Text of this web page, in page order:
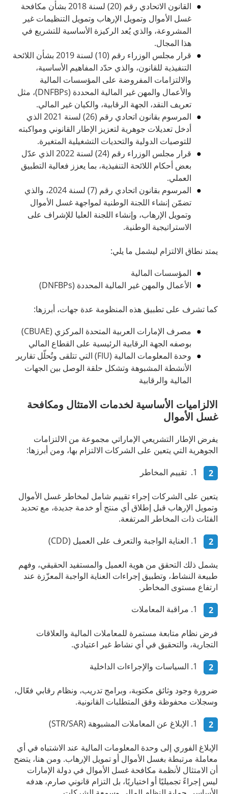
القانون الاتحادي رقم (20) لسنة 2018 بشأن مكافحة
غسل الأموال وتمويل الإرهاب وتمويل التنظيمات غير
المشروعة، والذي يُعد الركيزة الأساسية للتشريع في
هذا المجال.
قرار مجلس الوزراء رقم (10) لسنة 2019 بشأن اللائحة
التنفيذية للقانون، والذي حدّد المفاهيم الأساسية،
والالتزامات المفروضة على المؤسسات المالية
والأعمال والمهن غير المالية المحددة (DNFBPs)، مثل
تعريف النقد، الجهة الرقابية، والكيان غير المالي.
المرسوم بقانون اتحادي رقم (26) لسنة 2021 الذي
أدخل تعديلات جوهرية لتعزيز الإطار القانوني ومواكبته
للتوصيات الدولية والتحديات التشغيلية المتغيرة.
قرار مجلس الوزراء رقم (24) لسنة 2022 الذي عدّل
بعض أحكام اللائحة التنفيذية، بما يعزز فعالية التطبيق
العملي.
المرسوم بقانون اتحادي رقم (7) لسنة 2024، والذي
تضمّن إنشاء اللجنة الوطنية لمواجهة غسل الأموال
وتمويل الإرهاب، وإنشاء اللجنة العليا للإشراف على
الاستراتيجية الوطنية.
يمتد نطاق الالتزام ليشمل ما يلي:
المؤسسات المالية
الأعمال والمهن غير المالية المحددة (DNFBPs)
كما تشرف على تطبيق هذه المنظومة عدة جهات، أبرزها:
مصرف الإمارات العربية المتحدة المركزي (CBUAE)
بوصفه الجهة الرقابية الرئيسية على القطاع المالي
وحدة المعلومات المالية (FIU) التي تتلقى وتُحلّل تقارير
الأنشطة المشبوهة وتشكل حلقة الوصل بين الجهات
المالية والرقابية
الالزاميات الأساسية لخدمات الامتثال ومكافحة
غسل الأموال
يفرض الإطار التشريعي الإماراتي مجموعة من الالتزامات
الجوهرية التي يتعين على الشركات الالتزام بها، ومن أبرزها:
تقييم المخاطر
يتعين على الشركات إجراء تقييم شامل لمخاطر غسل الأموال
وتمويل الإرهاب قبل إطلاق أي منتج أو خدمة جديدة، مع تحديد
الفئات ذات المخاطر المرتفعة.
العناية الواجبة والتعرف على العميل (CDD)
يشمل ذلك التحقق من هوية العميل والمستفيد الحقيقي، وفهم
طبيعة النشاط، وتطبيق إجراءات العناية الواجبة المعزّزة عند
ارتفاع مستوى المخاطر.
مراقبة المعاملات
فرض نظام متابعة مستمرة للمعاملات المالية والعلاقات
التجارية، والتحقيق في أي نشاط غير اعتيادي.
السياسات والإجراءات الداخلية
ضرورة وجود وثائق مكتوبة، وبرامج تدريب، ونظام رقابي فعّال،
وسجلات محفوظة وفق المتطلبات القانونية.
الإبلاغ عن المعاملات المشبوهة (STR/SAR)
الإبلاغ الفوري إلى وحدة المعلومات المالية عند الاشتباه في أي
معاملة مرتبطة بغسل الأموال أو تمويل الإرهاب. ومن هنا، يتضح
أن الامتثال لأنظمة مكافحة غسل الأموال في دولة الإمارات
ليس إجراءً تجميليًا أو اختياريًا، بل التزام قانوني صارم، هدفه